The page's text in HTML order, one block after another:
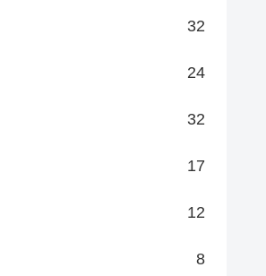
32
24
32
17
12
8